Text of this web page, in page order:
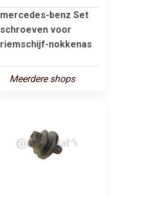
mercedes-benz Set
schroeven voor
riemschijf-nokkenas
Meerdere shops